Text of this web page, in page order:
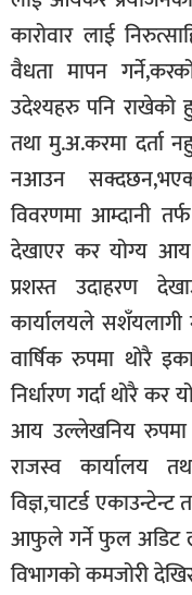
स्वास्थ्य
कारोवार लाई
वैधता मापन
उदेश्यहरु पनि राखेको
तथा मु.अ.करमा दर्ता
नआउन
विवरणमा आम्दानी
देखाएर कर योग्य
प्रशस्त उदाहरण
कार्यालयले सशँयलागी
वार्षिक रुपमा थोरै
निर्धारण गर्दा थोरै
आय उल्लेखनिय
राजस्व कार्यालय
विज्ञ,चाटर्ड
आफुले गर्ने फुल अडिट
विभागको कमजोरी